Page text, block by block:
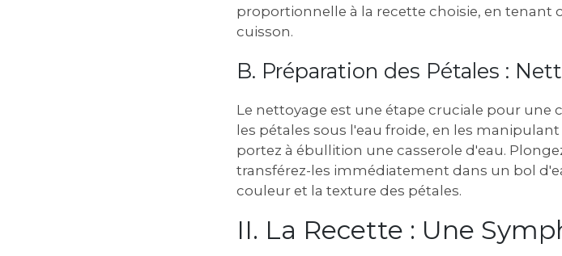
proportionnelle à la recette choisie‚ en
cuisson.
B. Préparation des Pétales :
Le nettoyage est une étape cruciale pour
les pétales sous l'eau froide‚ en les
portez à ébullition une casserole d'eau.
transférez-les immédiatement dans un bol
couleur et la texture des pétales.
II. La Recette : Une